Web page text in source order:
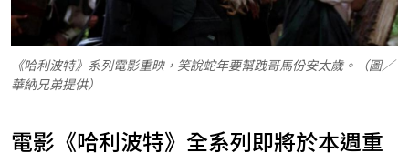
《哈利波特》系列電影重映，笑說蛇年要幫跩哥馬份安太歲。（圖／
華納兄弟提供）
電影《哈利波特》全系列即將於本週重